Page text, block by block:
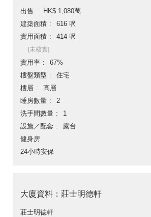
出售
HK$ 1,080萬
建築面積
616 呎
實用面積
414 呎
[未核實]
實用率
67%
樓盤類型
住宅
樓層
高層
睡房數量
2
洗手間數量
1
設施／配套
露台
健身房
24小時安保
大廈資料：莊士明德軒
莊士明德軒